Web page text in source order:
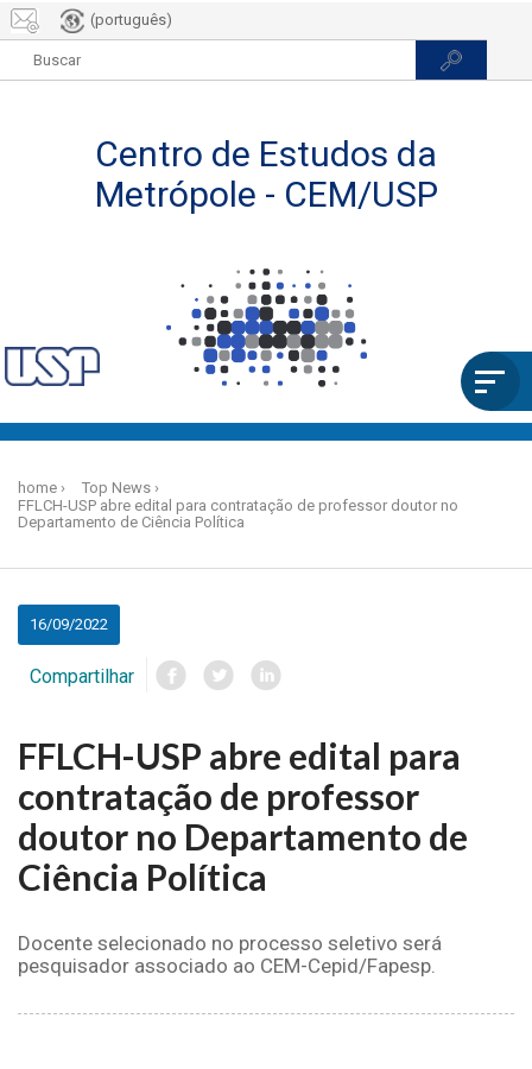
(português)
main
content
home
Top News
FFLCH-USP abre edital para contratação de professor doutor no
Departamento de Ciência Política
16/09/2022
Compartilhar
FFLCH-USP abre edital para
contratação de professor
doutor no Departamento de
Ciência Política
Docente selecionado no processo seletivo será
pesquisador associado ao CEM-Cepid/Fapesp.